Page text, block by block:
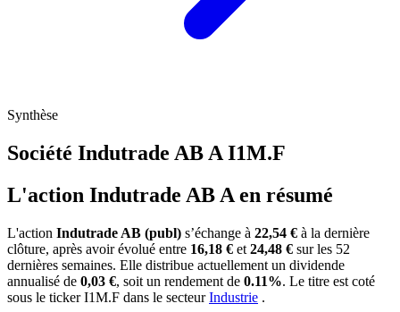
Synthèse
Société Indutrade AB A I1M.F
L'action Indutrade AB A en résumé
L'action Indutrade AB (publ) s’échange à 22,54 € à la dernière
clôture, après avoir évolué entre 16,18 € et 24,48 € sur les 52
dernières semaines. Elle distribue actuellement un dividende
annualisé de 0,03 €, soit un rendement de 0.11%. Le titre est coté
sous le tickerI1M.F dans le secteurIndustrie .